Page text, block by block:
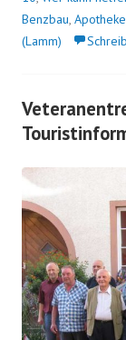
Benzbau, Apotheke
(Lamm)